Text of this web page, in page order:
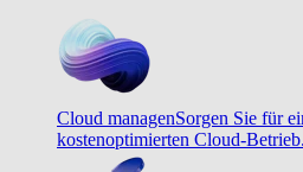
Cloud managenSorgen Sie für
kostenoptimierten Cloud-Betrieb.